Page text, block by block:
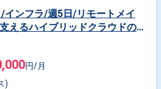
/インフラ/週5日/リモートメイ
えるハイブリッドクラウドの構
ジニア募集！(jd01002)
円/月
)